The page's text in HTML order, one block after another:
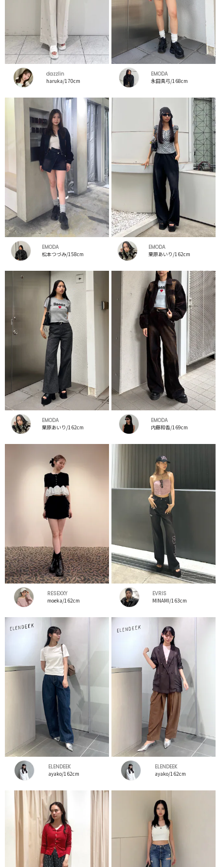
dazzlin
haruka/170cm
EMODA
永田真弓/168cm
EMODA
松本つづみ/158cm
EMODA
栗原あいり/162cm
EMODA
栗原あいり/162cm
EMODA
内藤和香/169cm
RESEXXY
moeka/162cm
EVRIS
MINAMI/163cm
ELENDEEK
ayako/162cm
ELENDEEK
ayako/162cm